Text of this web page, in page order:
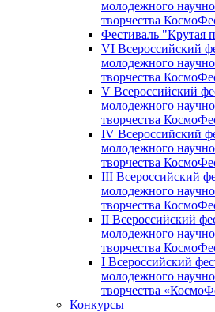
молодежного
творчества
Фестиваль "Крутая
VI Всероссийский
молодежного
творчества
V Всероссийский
молодежного
творчества
IV Всероссийский
молодежного
творчества
III Всероссийский
молодежного
творчества
II Всероссийский
молодежного
творчества
I Всероссийский
молодежного
творчества
Конкурсы